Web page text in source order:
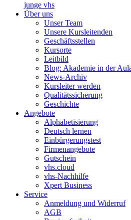
junge vhs
Über uns
Unser Team
Unsere Kursleitenden
Geschäftsstellen
Kursorte
Leitbild
Blog: Akademie in der
News-Archiv
Kursleiter werden
Qualitätssicherung
Geschichte
Angebote
Alphabetisierung
Deutsch lernen
Einbürgerungstest
Firmenangebote
Gutschein
vhs.cloud
vhs-Nachhilfe
Xpert Business
Service
Anmeldung und Widerruf
AGB